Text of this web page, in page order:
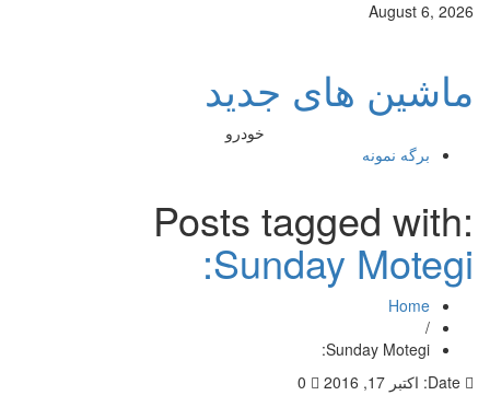
August 6, 2026
ماشین های جدید
خودرو
برگه نمونه
Posts tagged with:
Sunday Motegi:
Home
/
Sunday Motegi:
Date: اکتبر 17, 2016 0